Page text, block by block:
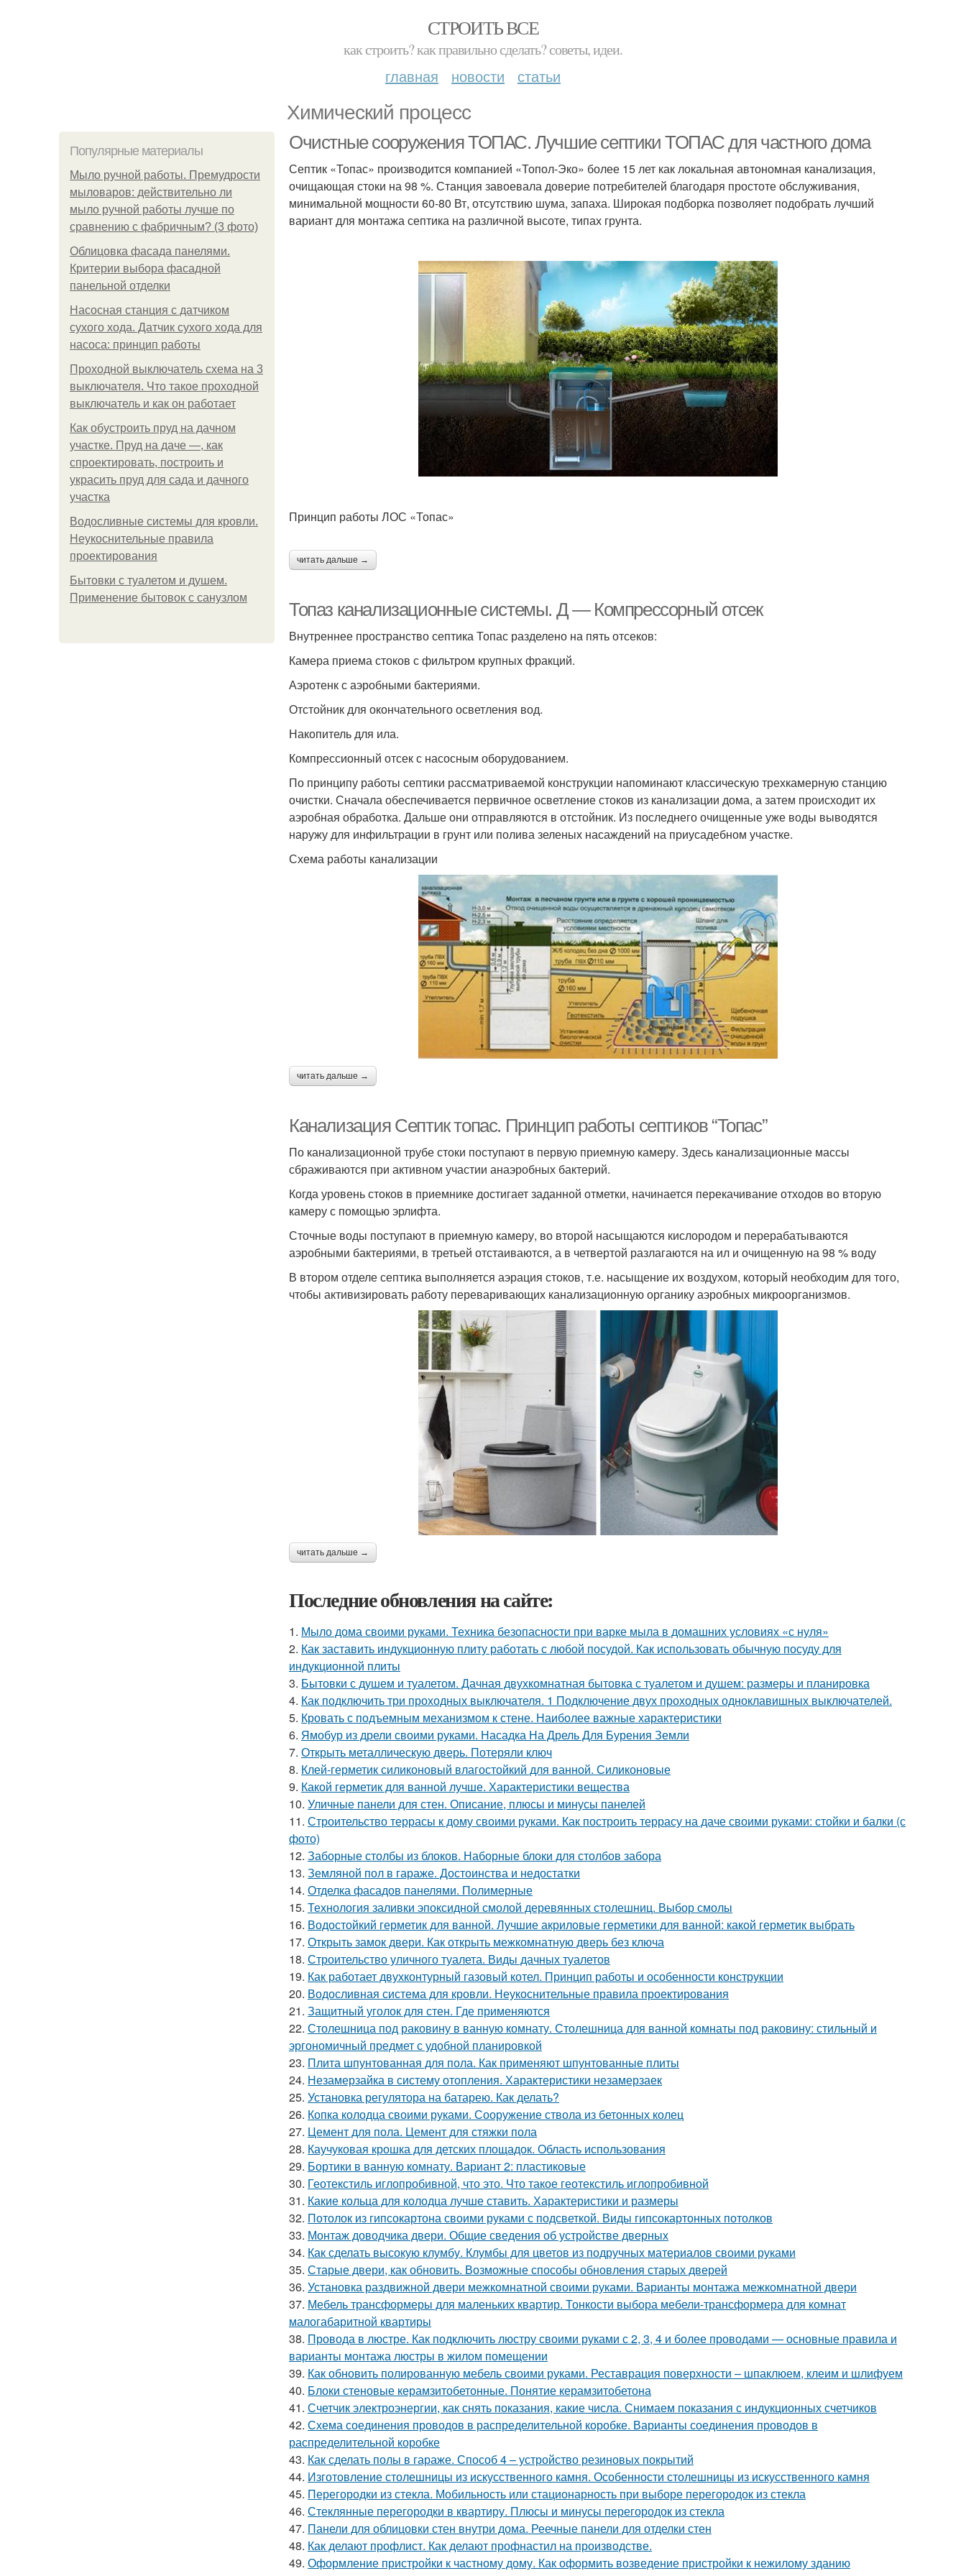
СТРОИТЬ ВСЕ
как строить? как правильно сделать? советы, идеи.
главная новости статьи
Химический процесс
Популярные материалы
Мыло ручной работы. Премудрости
мыловаров: действительно ли
мыло ручной работы лучше по
сравнению с фабричным? (3 фото)
Облицовка фасада панелями.
Критерии выбора фасадной
панельной отделки
Насосная станция с датчиком
сухого хода. Датчик сухого хода для
насоса: принцип работы
Проходной выключатель схема на 3
выключателя. Что такое проходной
выключатель и как он работает
Как обустроить пруд на дачном
участке. Пруд на даче —, как
спроектировать, построить и
украсить пруд для сада и дачного
участка
Водосливные системы для кровли.
Неукоснительные правила
проектирования
Бытовки с туалетом и душем.
Применение бытовок с санузлом
Очистные сооружения ТОПАС. Лучшие септики ТОПАС для частного дома
Септик «Топас» производится компанией «Топол-Эко» более 15 лет как локальная автономная канализация,
очищающая стоки на 98 %. Станция завоевала доверие потребителей благодаря простоте обслуживания,
минимальной мощности 60-80 Вт, отсутствию шума, запаха. Широкая подборка позволяет подобрать лучший
вариант для монтажа септика на различной высоте, типах грунта.
Принцип работы ЛОС «Топас»
читать дальше →
Топаз канализационные системы. Д — Компрессорный отсек
Внутреннее пространство септика Топас разделено на пять отсеков:
Камера приема стоков с фильтром крупных фракций.
Аэротенк с аэробными бактериями.
Отстойник для окончательного осветления вод.
Накопитель для ила.
Компрессионный отсек с насосным оборудованием.
По принципу работы септики рассматриваемой конструкции напоминают классическую трехкамерную станцию
очистки. Сначала обеспечивается первичное осветление стоков из канализации дома, а затем происходит их
аэробная обработка. Дальше они отправляются в отстойник. Из последнего очищенные уже воды выводятся
наружу для инфильтрации в грунт или полива зеленых насаждений на приусадебном участке.
Схема работы канализации
читать дальше →
Канализация Септик топас. Принцип работы септиков “Топас”
По канализационной трубе стоки поступают в первую приемную камеру. Здесь канализационные массы
сбраживаются при активном участии анаэробных бактерий.
Когда уровень стоков в приемнике достигает заданной отметки, начинается перекачивание отходов во вторую
камеру с помощью эрлифта.
Сточные воды поступают в приемную камеру, во второй насыщаются кислородом и перерабатываются
аэробными бактериями, в третьей отстаиваются, а в четвертой разлагаются на ил и очищенную на 98 % воду
В втором отделе септика выполняется аэрация стоков, т.е. насыщение их воздухом, который необходим для того,
чтобы активизировать работу переваривающих канализационную органику аэробных микроорганизмов.
читать дальше →
Последние обновления на сайте:
1. Мыло дома своими руками. Техника безопасности при варке мыла в домашних условиях «с нуля»
2. Как заставить индукционную плиту работать с любой посудой. Как использовать обычную посуду для
индукционной плиты
3. Бытовки с душем и туалетом. Дачная двухкомнатная бытовка с туалетом и душем: размеры и планировка
4. Как подключить три проходных выключателя. 1 Подключение двух проходных одноклавишных выключателей.
5. Кровать с подъемным механизмом к стене. Наиболее важные характеристики
6. Ямобур из дрели своими руками. Насадка На Дрель Для Бурения Земли
7. Открыть металлическую дверь. Потеряли ключ
8. Клей-герметик силиконовый влагостойкий для ванной. Силиконовые
9. Какой герметик для ванной лучше. Характеристики вещества
10. Уличные панели для стен. Описание, плюсы и минусы панелей
11. Строительство террасы к дому своими руками. Как построить террасу на даче своими руками: стойки и балки (с
фото)
12. Заборные столбы из блоков. Наборные блоки для столбов забора
13. Земляной пол в гараже. Достоинства и недостатки
14. Отделка фасадов панелями. Полимерные
15. Технология заливки эпоксидной смолой деревянных столешниц. Выбор смолы
16. Водостойкий герметик для ванной. Лучшие акриловые герметики для ванной: какой герметик выбрать
17. Открыть замок двери. Как открыть межкомнатную дверь без ключа
18. Строительство уличного туалета. Виды дачных туалетов
19. Как работает двухконтурный газовый котел. Принцип работы и особенности конструкции
20. Водосливная система для кровли. Неукоснительные правила проектирования
21. Защитный уголок для стен. Где применяются
22. Столешница под раковину в ванную комнату. Столешница для ванной комнаты под раковину: стильный и
эргономичный предмет с удобной планировкой
23. Плита шпунтованная для пола. Как применяют шпунтованные плиты
24. Незамерзайка в систему отопления. Характеристики незамерзаек
25. Установка регулятора на батарею. Как делать?
26. Копка колодца своими руками. Сооружение ствола из бетонных колец
27. Цемент для пола. Цемент для стяжки пола
28. Каучуковая крошка для детских площадок. Область использования
29. Бортики в ванную комнату. Вариант 2: пластиковые
30. Геотекстиль иглопробивной, что это. Что такое геотекстиль иглопробивной
31. Какие кольца для колодца лучше ставить. Характеристики и размеры
32. Потолок из гипсокартона своими руками с подсветкой. Виды гипсокартонных потолков
33. Монтаж доводчика двери. Общие сведения об устройстве дверных
34. Как сделать высокую клумбу. Клумбы для цветов из подручных материалов своими руками
35. Старые двери, как обновить. Возможные способы обновления старых дверей
36. Установка раздвижной двери межкомнатной своими руками. Варианты монтажа межкомнатной двери
37. Мебель трансформеры для маленьких квартир. Тонкости выбора мебели-трансформера для комнат
малогабаритной квартиры
38. Провода в люстре. Как подключить люстру своими руками с 2, 3, 4 и более проводами — основные правила и
варианты монтажа люстры в жилом помещении
39. Как обновить полированную мебель своими руками. Реставрация поверхности – шпаклюем, клеим и шлифуем
40. Блоки стеновые керамзитобетонные. Понятие керамзитобетона
41. Счетчик электроэнергии, как снять показания, какие числа. Снимаем показания с индукционных счетчиков
42. Схема соединения проводов в распределительной коробке. Варианты соединения проводов в
распределительной коробке
43. Как сделать полы в гараже. Способ 4 – устройство резиновых покрытий
44. Изготовление столешницы из искусственного камня. Особенности столешницы из искусственного камня
45. Перегородки из стекла. Мобильность или стационарность при выборе перегородок из стекла
46. Стеклянные перегородки в квартиру. Плюсы и минусы перегородок из стекла
47. Панели для облицовки стен внутри дома. Реечные панели для отделки стен
48. Как делают профлист. Как делают профнастил на производстве.
49. Оформление пристройки к частному дому. Как оформить возведение пристройки к нежилому зданию